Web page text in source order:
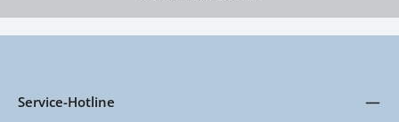
Service-Hotline